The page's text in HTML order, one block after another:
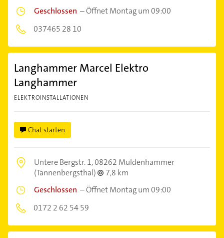
Geschlossen –Öffnet Montag um 09:00
037465 28 10
Langhammer Marcel Elektro
Langhammer
ELEKTROINSTALLATIONEN
Chat starten
Untere Bergstr. 1,08262 Muldenhammer
(Tannenbergsthal)
7,8 km
Geschlossen –Öffnet Montag um 09:00
0172 2 62 54 59